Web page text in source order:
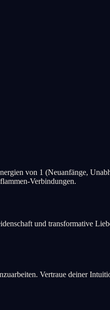
von 1 (Neuanfänge,
Verbindungen.
und transformative
Vertraue deiner